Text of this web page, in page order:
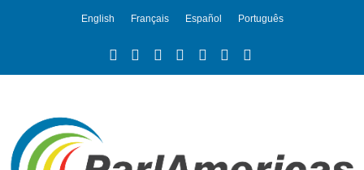
English Français Español Português